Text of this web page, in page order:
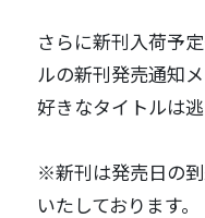
さらに新刊入荷予
ルの新刊発売通知
好きなタイトルは
※新刊は発売日の
いたしております。